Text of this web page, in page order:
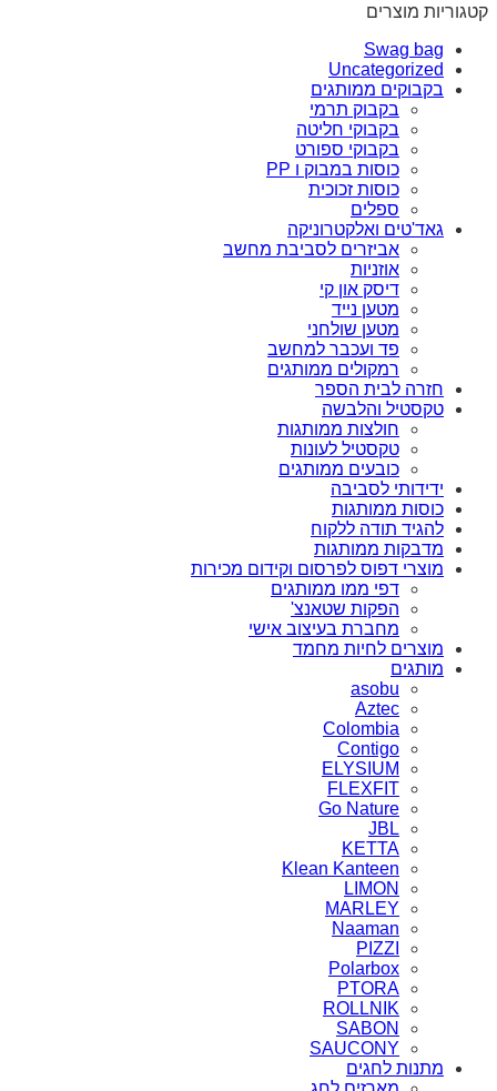
קטגוריות מוצרים
Swag bag
Uncategorized
בקבוקים ממותגים
בקבוק תרמי
בקבוקי חליטה
בקבוקי ספורט
כוסות במבוק ו PP
כוסות זכוכית
ספלים
גאד'טים ואלקטרוניקה
אביזרים לסביבת מחשב
אוזניות
דיסק און קי
מטען נייד
מטען שולחני
פד ועכבר למחשב
רמקולים ממותגים
חזרה לבית הספר
טקסטיל והלבשה
חולצות ממותגות
טקסטיל לעונות
כובעים ממותגים
ידידותי לסביבה
כוסות ממותגות
להגיד תודה ללקוח
מדבקות ממותגות
מוצרי דפוס לפרסום וקידום מכירות
דפי ממו ממותגים
הפקות שטאנצ'
מחברת בעיצוב אישי
מוצרים לחיות מחמד
מותגים
asobu
Aztec
Colombia
Contigo
ELYSIUM
FLEXFIT
Go Nature
JBL
KETTA
Klean Kanteen
LIMON
MARLEY
Naaman
PIZZI
Polarbox
PTORA
ROLLNIK
SABON
SAUCONY
מתנות לחגים